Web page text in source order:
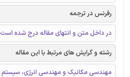
رفرنس در ترجمه
در داخل متن و انتهای مقاله درج شده است
رشته و گرایش های مرتبط با این مقاله
مهندسی مکانیک و مهندسی انرژی، سیستم